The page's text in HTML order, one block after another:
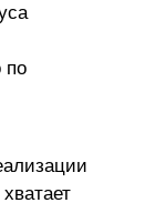
по